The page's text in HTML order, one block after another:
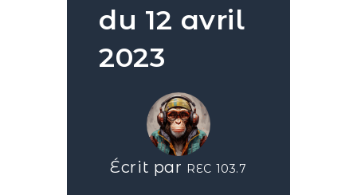
du 12 avril
2023
Écrit par REC 103.7